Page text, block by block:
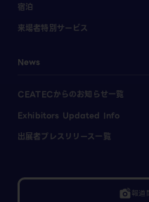
宿泊
来場者特別サービス
News
CEATECからのお知らせ一覧
Exhibitors Updated Info
出展者プレスリリース一覧
linked_camera報道